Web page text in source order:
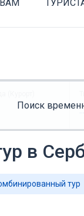
Поиск
в
тур